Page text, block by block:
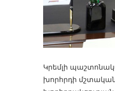
Կրեմլի
խորհրդի